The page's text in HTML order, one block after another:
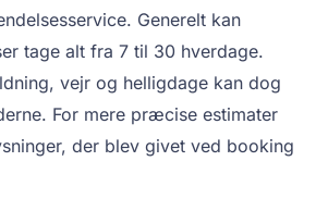
Generelt kan
tage alt fra 7 til 30 hverdage.
vejr og helligdage kan dog
For mere præcise estimater
der blev givet ved booking